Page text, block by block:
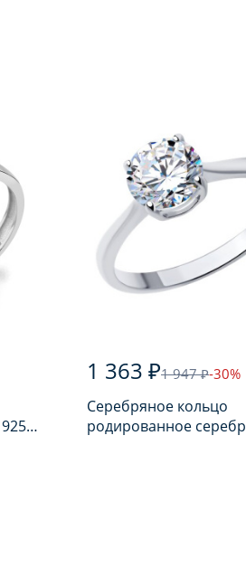
1 363 ₽1 947 ₽-30%
Серебряное кольцо
родированное